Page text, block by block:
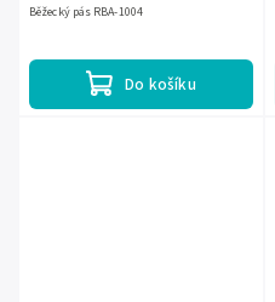
Do košíku
Běžecký pás RBA-1004